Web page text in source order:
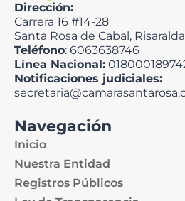
Dirección:
Carrera 16 #14-28
Santa Rosa de Cabal,
Teléfono: 6063638746
Línea Nacional:
Notificaciones judiciales:
Navegación
Inicio
Nuestra Entidad
Registros Públicos